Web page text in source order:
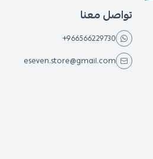
تواصل معنا
+966566229730
eseven.store@gmail.com